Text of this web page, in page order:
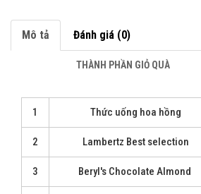
Mô tả Đánh giá (0)
THÀNH PHẦN GIỎ QUÀ
1 Thức uống hoa hồng
2 Lambertz Best selection
3 Beryl's Chocolate Almond